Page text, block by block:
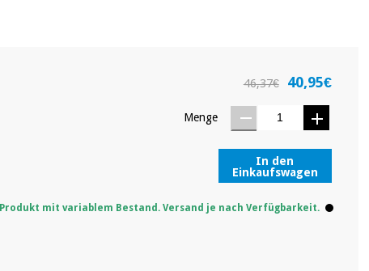
46,37€ 40,95€
Menge
In den
Einkaufswagen
Produkt mit variablem Bestand. Versand je nach Verfügbarkeit.